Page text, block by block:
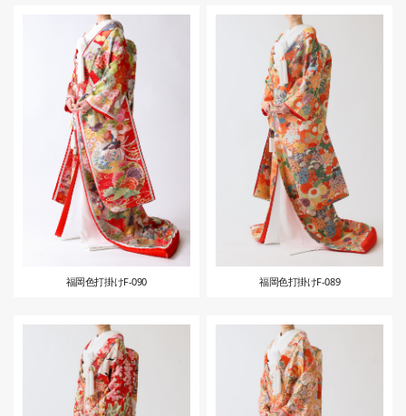
福岡色打掛けF-090 福岡色打掛けF-089